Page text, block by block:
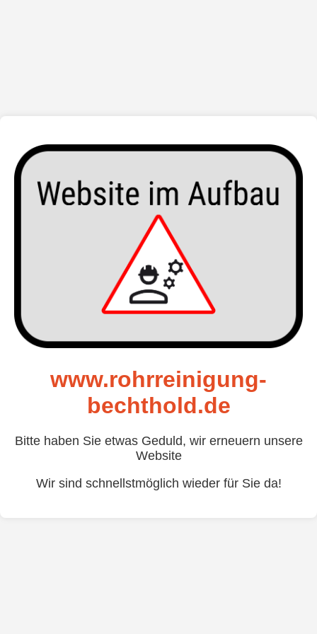
www.rohrreinigung-
bechthold.de
Bitte haben Sie etwas Geduld, wir erneuern unsere
Website
Wir sind schnellstmöglich wieder für Sie da!